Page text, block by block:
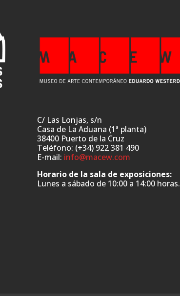
C/ Las Lonjas, s/n
Casa de La Aduana (1ª planta)
38400 Puerto de la Cruz
Teléfono: (+34) 922 381 490
E-mail: info@macew.com
Horario de la sala de exposiciones:
Lunes a sábado de 10:00 a 14:00 horas.